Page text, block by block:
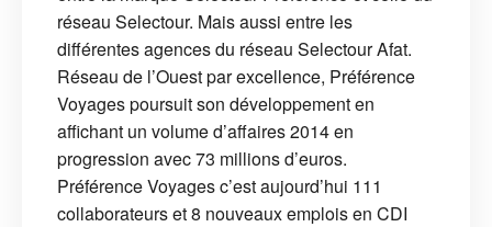
réseau Selectour. Mais aussi entre les
différentes agences du réseau Selectour Afat.
Réseau de l’Ouest par excellence, Préférence
Voyages poursuit son développement en
affichant un volume d’affaires 2014 en
progression avec 73 millions d’euros.
Préférence Voyages c’est aujourd’hui 111
collaborateurs et 8 nouveaux emplois en CDI